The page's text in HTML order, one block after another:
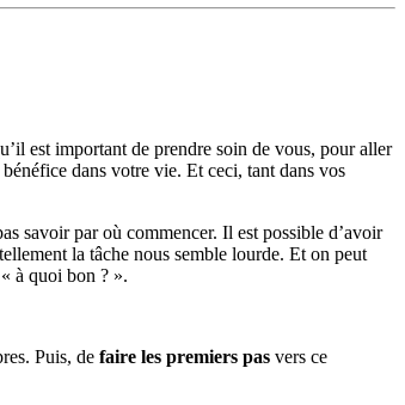
est important de prendre soin de vous, pour aller
dans votre vie. Et ceci, tant dans vos
savoir par où commencer. Il est possible d’avoir
la tâche nous semble lourde. Et on peut
à quoi bon ? ».
Puis, de faire les premiers pas vers ce